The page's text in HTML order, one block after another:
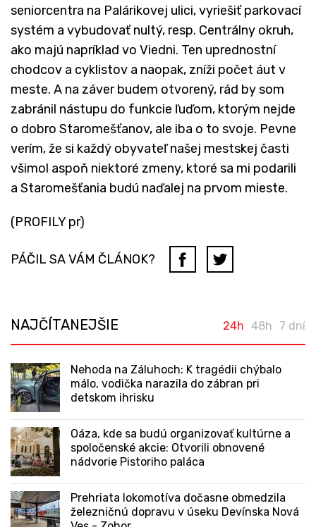
seniorcentra na Palárikovej ulici, vyriešiť parkovací
systém a vybudovať nultý, resp. Centrálny okruh,
ako majú napríklad vo Viedni. Ten uprednostní
chodcov a cyklistov a naopak, zníži počet áut v
meste. A na záver budem otvorený, rád by som
zabránil nástupu do funkcie ľuďom, ktorým nejde
o dobro Staromešťanov, ale iba o to svoje. Pevne
verím, že si každý obyvateľ našej mestskej časti
všimol aspoň niektoré zmeny, ktoré sa mi podarili
a Staromešťania budú naďalej na prvom mieste.
(PROFILY pr)
PÁČIL SA VÁM ČLÁNOK?
NAJČÍTANEJŠIE 24h 48h 7 dní
Nehoda na Záluhoch: K tragédii chýbalo
málo, vodička narazila do zábran pri
detskom ihrisku
Oáza, kde sa budú organizovať kultúrne a
spoločenské akcie: Otvorili obnovené
nádvorie Pistoriho paláca
Prehriata lokomotíva dočasne obmedzila
železničnú dopravu v úseku Devínska Nová